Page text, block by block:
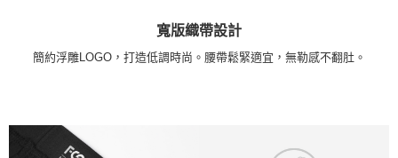
寬版織帶設計
簡約浮雕LOGO，打造低調時尚。腰帶鬆緊適宜，無勒感不翻肚。